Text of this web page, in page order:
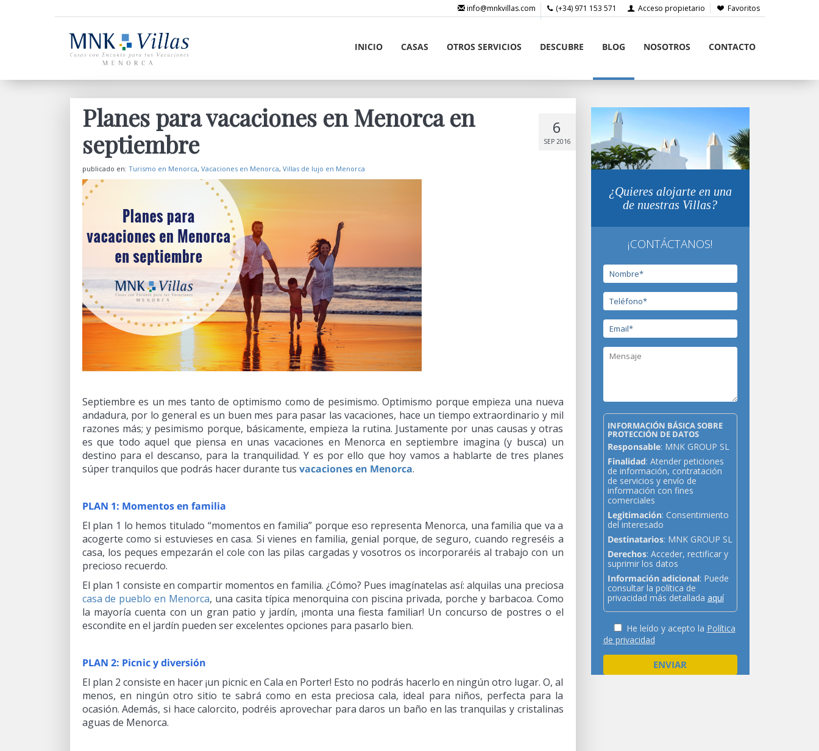
Favoritos
Acceso propietario
(+34) 971 153 571
info@mnkvillas.com
INICIO CASAS OTROS SERVICIOS DESCUBRE BLOG NOSOTROS CONTACTO
6
SEP 2016
Planes para vacaciones en Menorca en
septiembre
publicado en: Turismo en Menorca, Vacaciones en Menorca, Villas de lujo en Menorca
Septiembre es un mes tanto de optimismo como de pesimismo. Optimismo porque empieza una nueva
andadura, por lo general es un buen mes para pasar las vacaciones, hace un tiempo extraordinario y mil
razones más; y pesimismo porque, básicamente, empieza la rutina. Justamente por unas causas y otras
es que todo aquel que piensa en unas vacaciones en Menorca en septiembre imagina (y busca) un
destino para el descanso, para la tranquilidad. Y es por ello que hoy vamos a hablarte de tres planes
súper tranquilos que podrás hacer durante tus vacaciones en Menorca.
PLAN 1: Momentos en familia
El plan 1 lo hemos titulado “momentos en familia” porque eso representa Menorca, una familia que va a
acogerte como si estuvieses en casa. Si vienes en familia, genial porque, de seguro, cuando regreséis a
casa, los peques empezarán el cole con las pilas cargadas y vosotros os incorporaréis al trabajo con un
precioso recuerdo.
El plan 1 consiste en compartir momentos en familia. ¿Cómo? Pues imagínatelas así: alquilas una preciosa
casa de pueblo en Menorca, una casita típica menorquina con piscina privada, porche y barbacoa. Como
la mayoría cuenta con un gran patio y jardín, ¡monta una fiesta familiar! Un concurso de postres o el
escondite en el jardín pueden ser excelentes opciones para pasarlo bien.
PLAN 2: Picnic y diversión
El plan 2 consiste en hacer ¡un picnic en Cala en Porter! Esto no podrás hacerlo en ningún otro lugar. O, al
menos, en ningún otro sitio te sabrá como en esta preciosa cala, ideal para niños, perfecta para la
ocasión. Además, si hace calorcito, podréis aprovechar para daros un baño en las tranquilas y cristalinas
aguas de Menorca.
¿Quieres alojarte en una
de nuestras Villas?
¡CONTÁCTANOS!
INFORMACIÓN BÁSICA SOBRE
PROTECCIÓN DE DATOS
Responsable: MNK GROUP SL
Finalidad: Atender peticiones
de información, contratación
de servicios y envío de
información con fines
comerciales
Legitimación: Consentimiento
del interesado
Destinatarios: MNK GROUP SL
Derechos: Acceder, rectificar y
suprimir los datos
Información adicional: Puede
consultar la política de
privacidad más detallada aquí
He leído y acepto la Política
de privacidad